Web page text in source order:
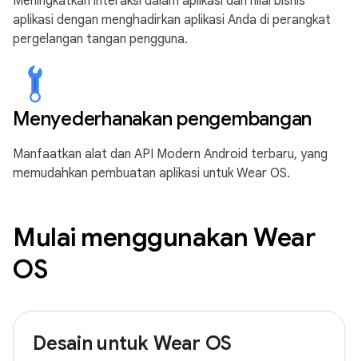
aplikasi dengan menghadirkan aplikasi Anda di perangkat
pergelangan tangan pengguna.
Menyederhanakan pengembangan
Manfaatkan alat dan API Modern Android terbaru, yang
memudahkan pembuatan aplikasi untuk Wear OS.
Mulai menggunakan Wear
OS
Desain untuk Wear OS